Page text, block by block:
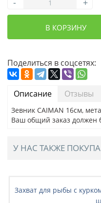
- +
В КОРЗИНУ
Поделиться в соцсетях:
Описание Отзывы
Зевник CAIMAN 16см,
Ваш общий заказ должен
У НАС ТАКЖЕ
Захват для рыбы с